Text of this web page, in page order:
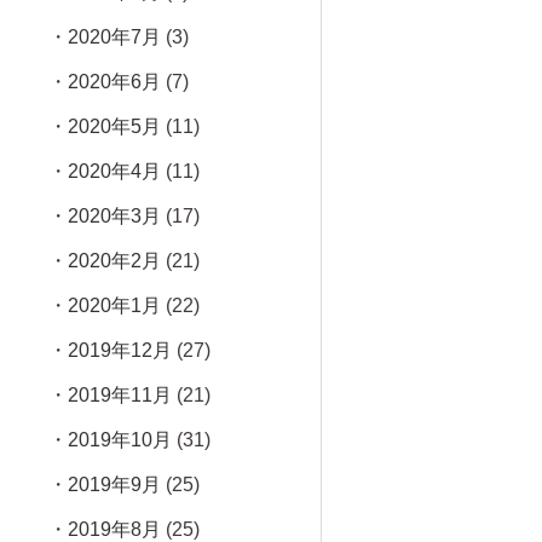
2020年7月 (3)
2020年6月 (7)
2020年5月 (11)
2020年4月 (11)
2020年3月 (17)
2020年2月 (21)
2020年1月 (22)
2019年12月 (27)
2019年11月 (21)
2019年10月 (31)
2019年9月 (25)
2019年8月 (25)